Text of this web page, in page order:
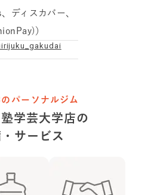
ディスカバー、
）
パーソナルジム
学芸大学店 の
サービス